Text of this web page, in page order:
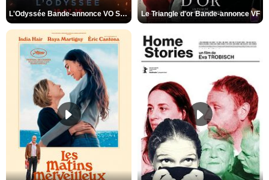
L'Odyssée Bande-annonce VO STFR Le Triangle d'or Bande-annonce VF